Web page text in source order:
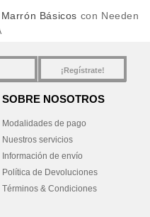
Básicos con Needen
¡Regístrate!
SOBRE NOSOTROS
Modalidades de pago
Nuestros servicios
Información de envío
Política de Devoluciones
Términos & Condiciones